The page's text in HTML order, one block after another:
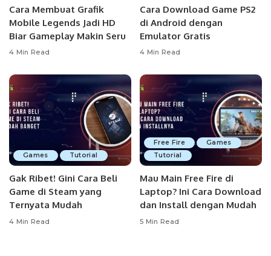
Cara Membuat Grafik
Mobile Legends Jadi HD
Biar Gameplay Makin Seru
4 Min Read
Cara Download Game PS2
di Android dengan
Emulator Gratis
4 Min Read
Games Tutorial
Gak Ribet! Gini Cara Beli
Game di Steam yang
Ternyata Mudah
4 Min Read
Free Fire
Games
Tutorial
Mau Main Free Fire di
Laptop? Ini Cara Download
dan Install dengan Mudah
5 Min Read